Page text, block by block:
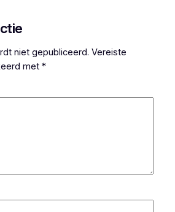
niet gepubliceerd. Vereiste
met *